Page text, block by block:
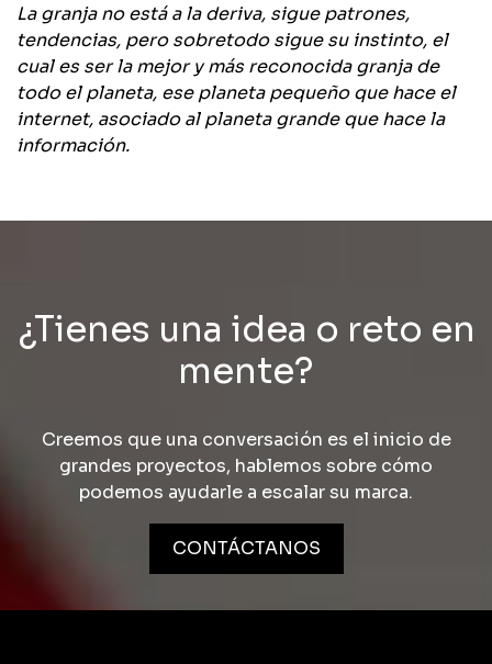
La granja no está a la deriva, sigue patrones,
tendencias, pero sobretodo sigue su instinto, el
cual es ser la mejor y más reconocida granja de
todo el planeta, ese planeta pequeño que hace el
internet, asociado al planeta grande que hace la
información.
¿Tienes una idea o reto en
mente?
Creemos que una conversación es el inicio de
grandes proyectos, hablemos sobre cómo
podemos ayudarle a escalar su marca.
CONTÁCTANOS